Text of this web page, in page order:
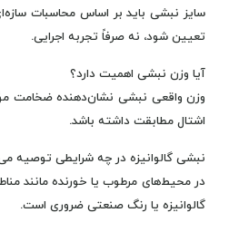
سایز نبشی باید بر اساس محاسبات
تعیین شود، نه صرفاً تجربه اجرایی.
آیا وزن نبشی اهمیت دارد؟
وزن واقعی نبشی نشان‌دهنده ضخامت
اشتال مطابقت داشته باشد.
نبشی گالوانیزه در چه شرایطی توصیه
در محیط‌های مرطوب یا خورنده مانند
گالوانیزه یا رنگ صنعتی ضروری است.